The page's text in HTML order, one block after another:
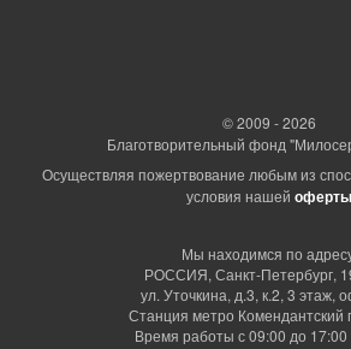
© 2009 - 2026
Благотворительный фонд
Осуществляя пожертвование любым из
условия нашей оферты
Мы находимся по
РОССИЯ, Санкт-Петербург,
ул. Уточкина, д.3, к.2, 3 этаж,
Станция метро Комендантский
Время работы с 09:00 до 17:00